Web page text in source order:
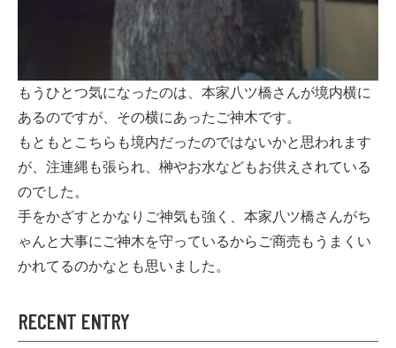
もうひとつ気になったのは、本家八ツ橋さんが境内横に
あるのですが、その横にあったご神木です。
もともとこちらも境内だったのではないかと思われます
が、注連縄も張られ、榊やお水などもお供えされている
のでした。
手をかざすとかなりご神気も強く、本家八ツ橋さんがち
ゃんと大事にご神木を守っているからご商売もうまくい
かれてるのかなとも思いました。
RECENT ENTRY